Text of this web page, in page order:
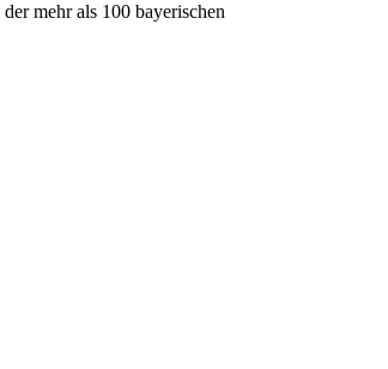
mehr als 100 bayerischen